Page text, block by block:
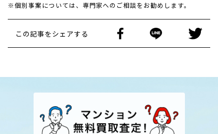
※個別事案については、専門家へのご相談をお勧めします。
この記事をシェアする